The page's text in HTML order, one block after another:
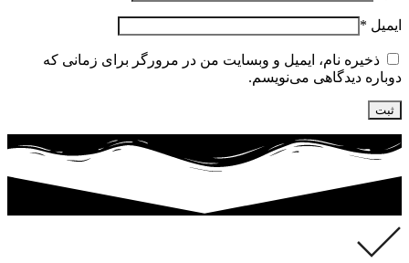
ایمیل *
ذخیره نام، ایمیل و وبسایت من در مرورگر برای زمانی که
دوباره دیدگاهی می‌نویسم.